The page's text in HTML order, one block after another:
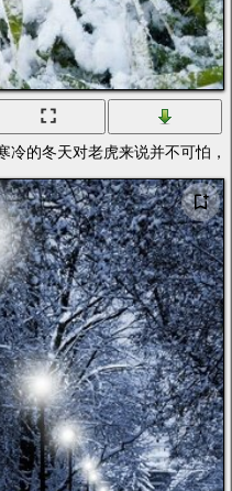
冷的冬天对老虎来说并不可怕